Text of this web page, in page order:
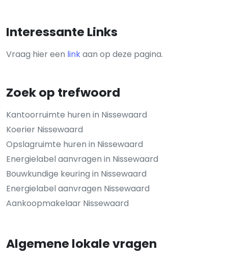
Interessante Links
Vraag hier een linkaan op deze pagina.
Zoek op trefwoord
Kantoorruimte huren in Nissewaard
Koerier Nissewaard
Opslagruimte huren in Nissewaard
Energielabel aanvragen in Nissewaard
Bouwkundige keuring in Nissewaard
Energielabel aanvragen Nissewaard
Aankoopmakelaar Nissewaard
Algemene lokale vragen